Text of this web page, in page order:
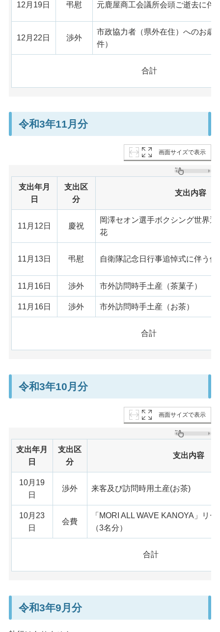
12月19日 弔慰 元鹿屋商工会議所会頭ご逝去に伴
12月22日 渉外
市政協力者（県外在住）へのお歳
件）
合計
令和3年11月分
画面サイズで表示
支出年月
日
支出区
分
支出内容
11月12日 慶祝
岡澤セオン選手ボクシング世界
花
11月13日 弔慰 自衛隊記念日行事追悼式に伴う供
11月16日 渉外 市外訪問時手土産（茶菓子）
11月16日 渉外 市外訪問時手土産（お茶）
合計
令和3年10月分
画面サイズで表示
支出年月
日
支出区
分
支出内容
10月19
日
渉外 来客及び訪問時用土産(お茶)
10月23
日
会費
「MORI ALL WAVE KANOYA」リ
（3名分）
合計
令和3年9月分